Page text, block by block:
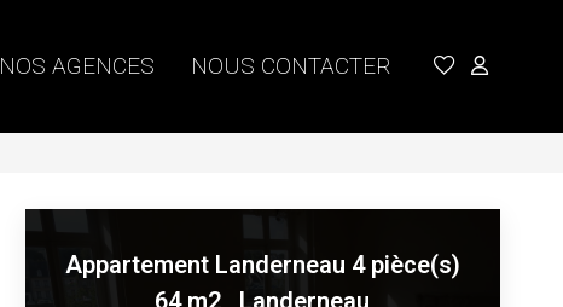
NOS AGENCES NOUS CONTACTER
Appartement Landerneau 4 pièce(s)
64 m2 , Landerneau